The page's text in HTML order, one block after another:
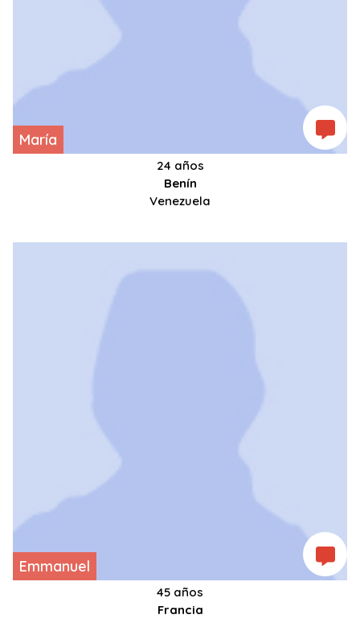
María
24 años
Benín
Venezuela
Emmanuel
45 años
Francia